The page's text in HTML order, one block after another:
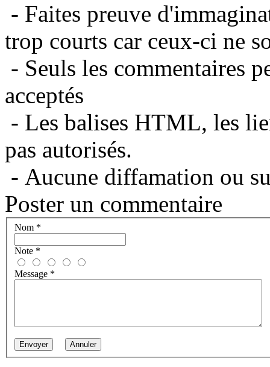
- Faites preuve
trop courts car ceux-ci ne
- Seuls les commentaires
acceptés
- Les balises HTML, les
pas autorisés.
- Aucune diffamation ou
Poster un commentaire
Nom *
Note *
Message *